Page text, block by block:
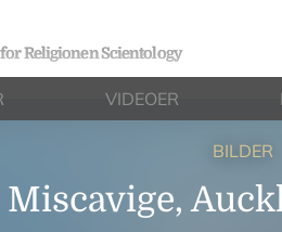
Religionen Scientology
VIDEOER
BILDER